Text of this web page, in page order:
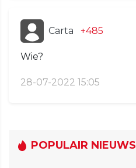
Carta +485
Wie?
28-07-2022 15:05
POPULAIR NIEUWS